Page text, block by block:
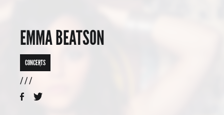
EMMA BEATSON
CONCERTS
/ / /